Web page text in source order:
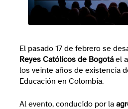
El pasado 17 de febrero se
Reyes Católicos de Bogotáel
los veinte años de existencia
Educación en Colombia.
Al evento, conducido por la